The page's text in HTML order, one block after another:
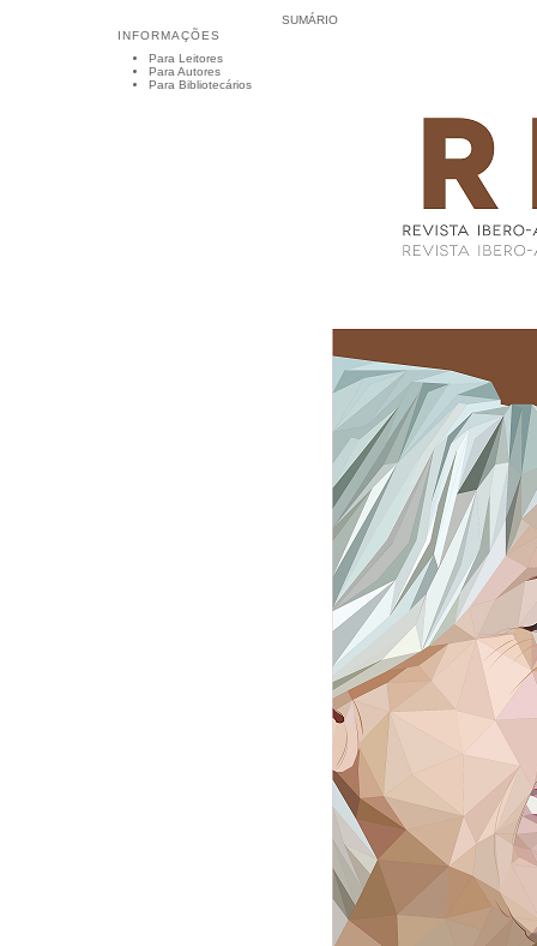
INFORMAÇÕES
Para Leitores
Para Autores
Para Bibliotecários
SUMÁRIO